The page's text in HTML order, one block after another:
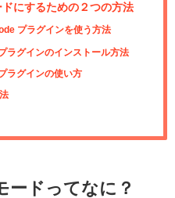
にするための２つの方法
プラグインを使う方法
ラグインのインストール方法
ラグインの使い方
ードってなに？